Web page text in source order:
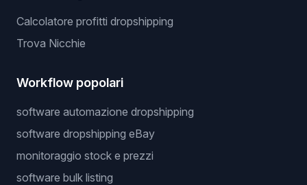
Calcolatore profitti dropshipping
Trova Nicchie
Workflow popolari
software automazione dropshipping
software dropshipping eBay
monitoraggio stock e prezzi
software bulk listing